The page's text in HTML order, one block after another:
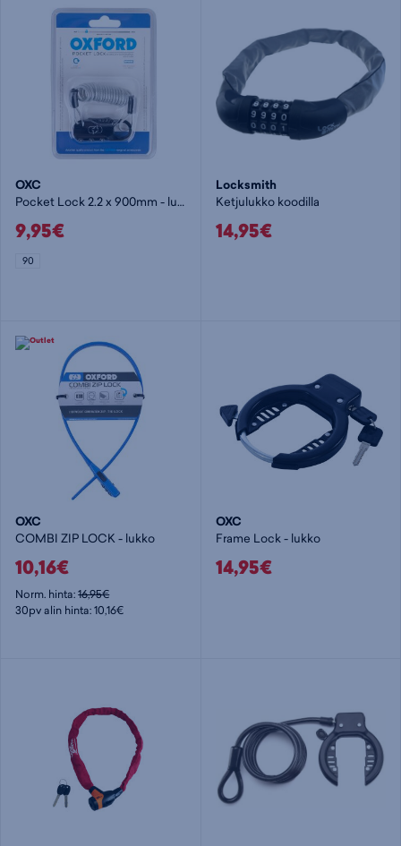
OXC
Pocket Lock 2.2 x 900mm - lukko
9,95€
90
Locksmith
Ketjulukko koodilla
14,95€
OXC
COMBI ZIP LOCK - lukko
10,16€
Norm. hinta:16,95€
30pv alin hinta: 10,16€
OXC
Frame Lock - lukko
14,95€